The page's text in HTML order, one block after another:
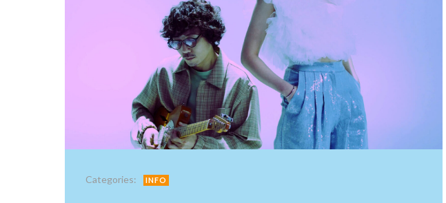
Categories: INFO